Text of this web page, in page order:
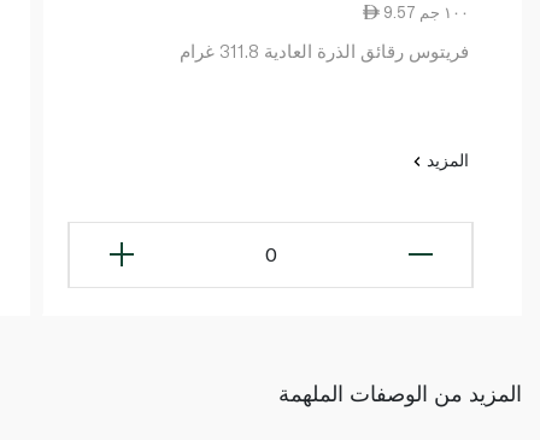
9.57 ١٠٠ جم
فريتوس رقائق الذرة العادية 311.8 غرام
المزيد
0
المزيد من الوصفات الملهمة